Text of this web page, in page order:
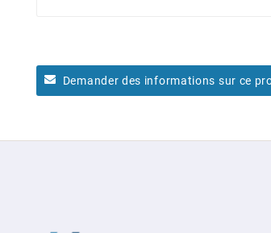
Demander des informations sur ce